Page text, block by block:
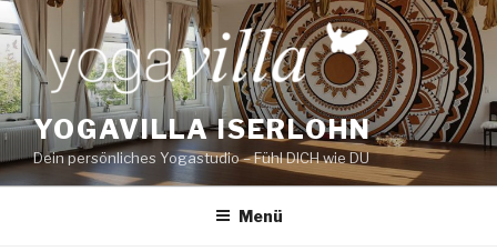
Zum
Inhalt
springen
YOGAVILLA ISERLOHN
Dein persönliches Yogastudio – Fühl DICH wie DU
Menü